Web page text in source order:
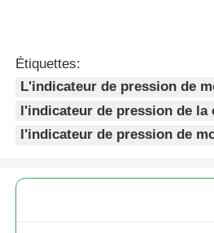
Étiquettes:
L'indicateur de pression de
l'indicateur de pression de la
l'indicateur de pression de